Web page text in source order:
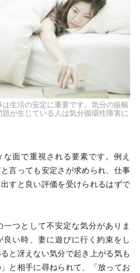
生活の安定に重要です。気分の振幅
が生じている人は気分循環性障害に
面で重視される要素です。例え
言っても安定さが求められ、仕事
すと良い評価を受けられるはずで
つとして不安定な気分がありま
良い時、妻に遊びに行く約束をし
と冴えない気分で起き上がる気も
と相手に尋ねられて、「放ってお